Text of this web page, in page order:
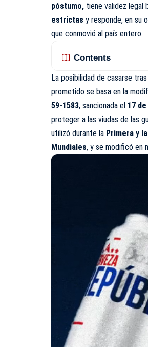
póstumo, tiene validez legal
estrictas y responde, en su
que conmovió al país entero.
Contents
La posibilidad de casarse
prometido se basa en la
59-1583, sancionada el 17
proteger a las viudas de las
utilizó durante la Primera y
Mundiales, y se modificó en